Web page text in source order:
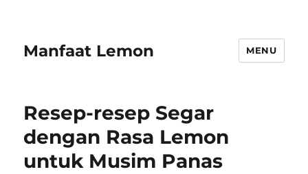
Manfaat Lemon MENU
Resep-resep Segar
dengan Rasa Lemon
untuk Musim Panas